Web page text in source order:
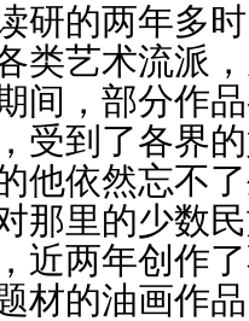
研的两年多
类艺术流派
间，部分作
受到了各界
他依然忘不
那里的少数
近两年创作
材的油画作